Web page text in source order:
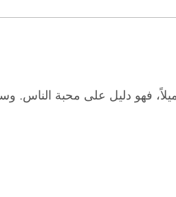
فهو دليل على محبة الناس.